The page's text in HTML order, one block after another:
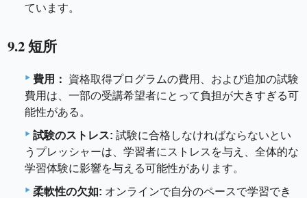
ています。
9.2 短所
費用：
資格取得プログラムの費用、および追加の試験
費用は、一部の受講希望者にとって負担が大きすぎる可
能性がある。
試験のストレス: 試験に合格しなければならないとい
うプレッシャーは、学習者にストレスを与え、全体的な
学習体験に影響を与える可能性があります。
柔軟性の欠如: オンラインで自分のペースで学習でき